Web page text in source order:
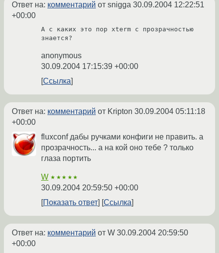
Ответ на: комментарий от snigga 30.09.2004 12:22:51
+00:00
А с каких это пор xterm с прозрачностью
знается?
anonymous
30.09.2004 17:15:39 +00:00
Ссылка
Ответ на: комментарий от Kripton 30.09.2004 05:11:18
+00:00
fluxconf дабы ручками конфиги не править. а
прозрачность... а на кой оно тебе ? только
глаза портить
W ★★★★★
30.09.2004 20:59:50 +00:00
Показать ответ
Ссылка
Ответ на: комментарий от W 30.09.2004 20:59:50
+00:00